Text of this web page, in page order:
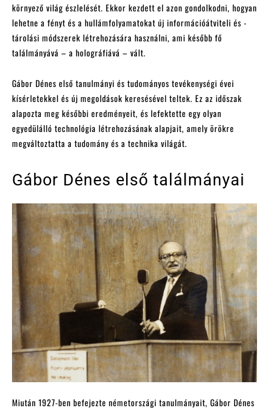
környező világ észlelését. Ekkor kezdett el azon gondolkodni, hogyan
lehetne a fényt és a hullámfolyamatokat új információátviteli és -
tárolási módszerek létrehozására használni, ami később fő
találmányává – a holográfiává – vált.
Gábor Dénes első tanulmányi és tudományos tevékenységi évei
kísérletekkel és új megoldások keresésével teltek. Ez az időszak
alapozta meg későbbi eredményeit, és lefektette egy olyan
egyedülálló technológia létrehozásának alapjait, amely örökre
megváltoztatta a tudomány és a technika világát.
Gábor Dénes első találmányai
Miután 1927-ben befejezte németországi tanulmányait, Gábor Dénes